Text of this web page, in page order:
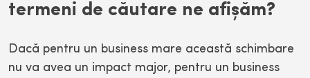
termeni de căutare ne afişăm?
Dacă pentru un business mare această schimbare
nu va avea un impact major, pentru un business